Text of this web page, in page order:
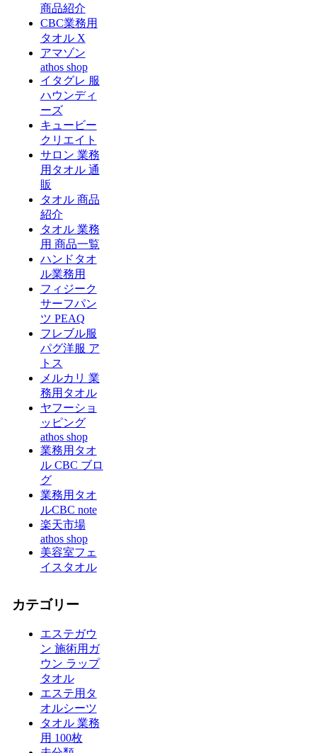
商品紹介
CBC業務用
タオル X
アマゾン
athos shop
イタグレ 服
ハウンディ
ーズ
キュービー
クリエイト
サロン 業務
用タオル 通
販
タオル 商品
紹介
タオル 業務
用 商品一覧
ハンドタオ
ル業務用
フィジーク
サーフパン
ツ PEAQ
フレブル服
パグ洋服 ア
トス
メルカリ 業
務用タオル
ヤフーショ
ッピング
athos shop
業務用タオ
ル CBC ブロ
グ
業務用タオ
ルCBC note
楽天市場
athos shop
美容室フェ
イスタオル
カテゴリー
エステガウ
ン 施術用ガ
ウン ラップ
タオル
エステ用タ
オルシーツ
タオル 業務
用 100枚